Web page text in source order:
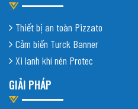
Thiết bị an toàn Pizzato
Cảm biến Turck Banner
Xi lanh khí nén Protec
GIẢI PHÁP